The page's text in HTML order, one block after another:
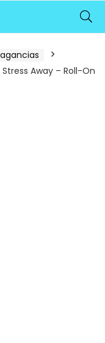
Away – Roll-On